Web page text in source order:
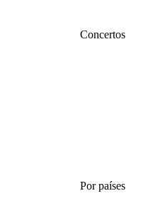
Concertos
Por países